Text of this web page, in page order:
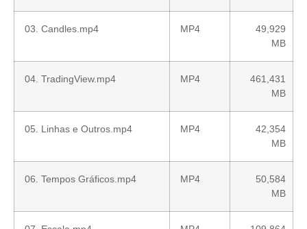
03. Candles.mp4 MP4
49,929
MB
04. TradingView.mp4 MP4
461,431
MB
05. Linhas e Outros.mp4 MP4
42,354
MB
06. Tempos Gráficos.mp4 MP4
50,584
MB